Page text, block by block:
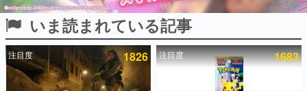
ピックアップ
電ファミのいま読まれている記事ランキング
いま読まれている記事
注目度 1826 注目度 1683